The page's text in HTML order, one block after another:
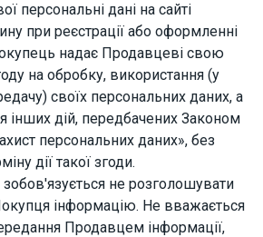
персональні дані на сайті
при реєстрації або оформленні
надає Продавцеві свою
на обробку, використання (у
своїх персональних даних, а
інших дій, передбачених Законом
персональних даних», без
дії такої згоди.
не розголошувати
інформацію. Не вважається
Продавцем інформації,